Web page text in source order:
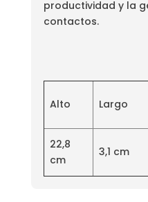
productividad y la
contactos.
Alto Largo
22,8
cm
3,1 cm